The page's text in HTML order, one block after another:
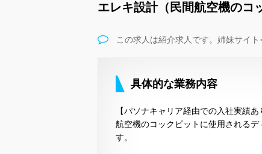
エレキ設計（民間航空機のコ
この求人は紹介求人です。姉妹サイト
具体的な業務内容
【パソナキャリア経由での入社実績あ
航空機のコックピットに使用される
す。